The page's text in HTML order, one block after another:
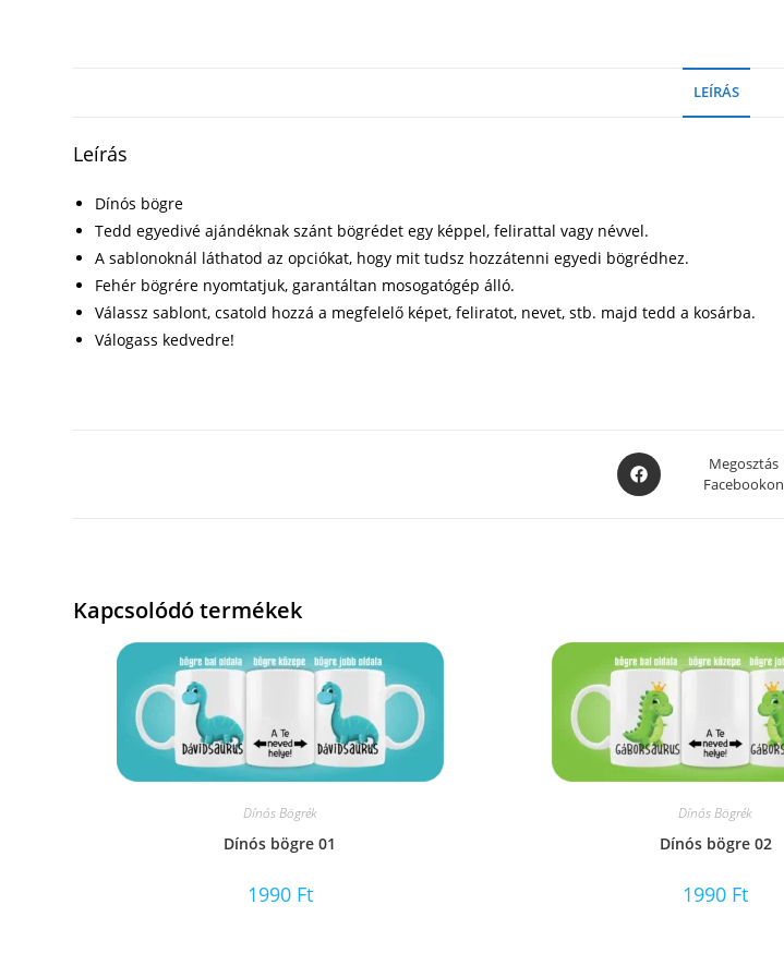
LEÍRÁS
Leírás
Dínós bögre
Tedd egyedivé ajándéknak szánt bögrédet egy képpel, felirattal vagy névvel.
A sablonoknál láthatod az opciókat, hogy mit tudsz hozzátenni egyedi bögrédhez.
Fehér bögrére nyomtatjuk, garantáltan mosogatógép álló.
Válassz sablont, csatold hozzá a megfelelő képet, feliratot, nevet, stb. majd tedd a kosárba.
Válogass kedvedre!
Opens
in
Megosztás
Facebookon
Kapcsolódó termékek
Dínós Bögrék
Dínós bögre 01
1990 Ft
Dínós Bögrék
Dínós bögre 02
1990 Ft